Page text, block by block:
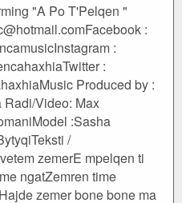
"A Po T'Pelqen "
:
:
:
Produced by :
Video: Max
:Sasha
/
zemerE mpelqen ti
ngatZemren time
zemer bone bone ma